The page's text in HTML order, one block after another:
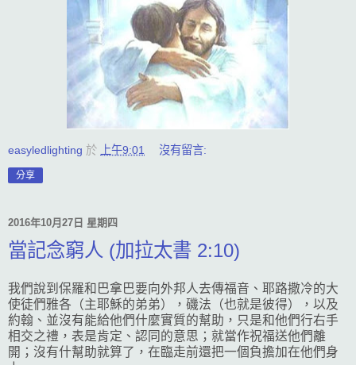
easyledlighting 於 上午9:01 沒有留言:
分享
2016年10月27日 星期四
當記念窮人 (加拉太書 2:10)
我們說到保羅和巴拿巴要向外邦人去傳福音、耶路撒冷的大
使徒們雅各（主耶穌的弟弟），磯法（也就是彼得），以及
約翰、並沒有能給他們什麼實質的幫助，只是和他們行右手
相交之禮，表是肯定、認同的意思；就當作祝福送他們離
開；沒有什幫助就算了，在臨走前還把一個負擔加在他們身